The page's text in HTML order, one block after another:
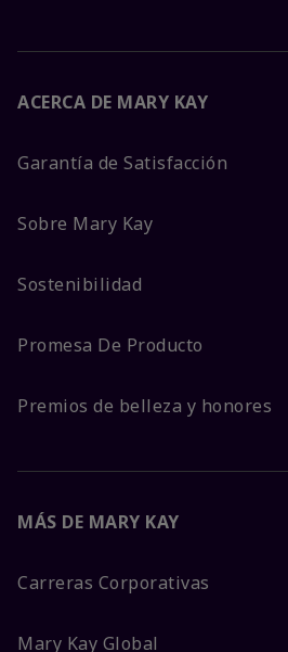
ACERCA DE MARY KAY
Garantía de Satisfacción
Sobre Mary Kay
Sostenibilidad
Promesa De Producto
Premios de belleza y honores
MÁS DE MARY KAY
Carreras Corporativas
Mary Kay Global